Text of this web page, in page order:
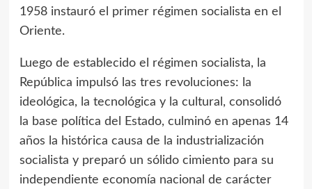
1958 instauró el primer régimen socialista en el
Oriente.
Luego de establecido el régimen socialista, la
República impulsó las tres revoluciones: la
ideológica, la tecnológica y la cultural, consolidó
la base política del Estado, culminó en apenas 14
años la histórica causa de la industrialización
socialista y preparó un sólido cimiento para su
independiente economía nacional de carácter